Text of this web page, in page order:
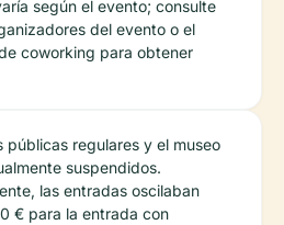
según el evento; consulte
del evento o el
coworking para obtener
públicas regulares y el museo
suspendidos.
las entradas oscilaban
€ para la entrada con